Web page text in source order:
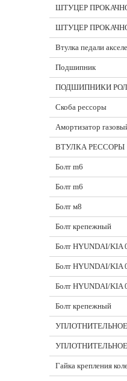
ШТУЦЕР
ШТУЦЕР
Втулка педали
Подшипник
ПОДШИПНИКИ
Скоба рессоры
Амортизатор
ВТУЛКА РЕССОРЫ
Болт m6
Болт m6
Болт м8
Болт крепежный
Болт HYUNDAI/KIA
Болт HYUNDAI/KIA
Болт HYUNDAI/KIA
Болт крепежный
Гайка крепления